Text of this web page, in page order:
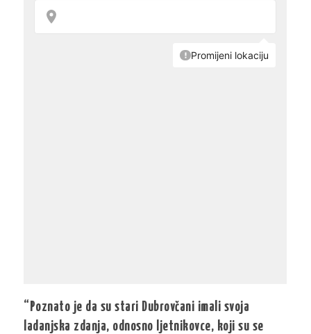
“Poznato je da su stari Dubrovčani imali svoja
ladanjska zdanja, odnosno ljetnikovce, koji su se